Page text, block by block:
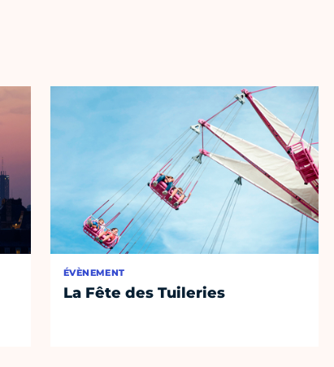
ÉVÈNEMENT
La Fête des Tuileries